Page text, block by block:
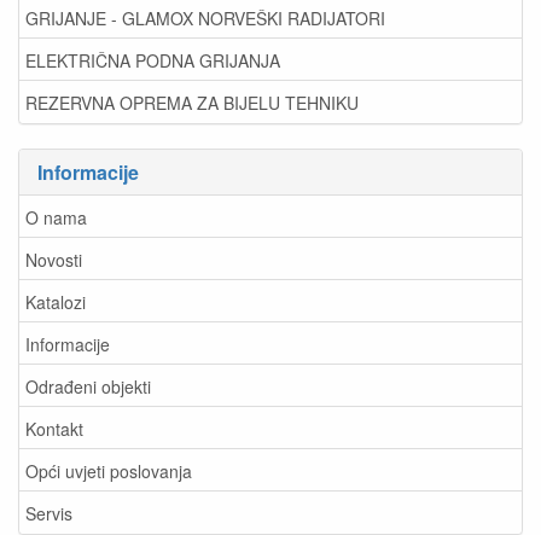
GRIJANJE - GLAMOX NORVEŠKI RADIJATORI
ELEKTRIČNA PODNA GRIJANJA
REZERVNA OPREMA ZA BIJELU TEHNIKU
Informacije
O nama
Novosti
Katalozi
Informacije
Odrađeni objekti
Kontakt
Opći uvjeti poslovanja
Servis